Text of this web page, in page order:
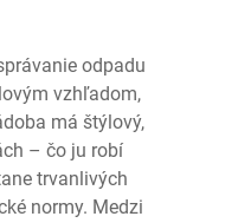
odpadu
vzhľadom,
má štýlový,
– čo ju robí
trvanlivých
normy. Medzi